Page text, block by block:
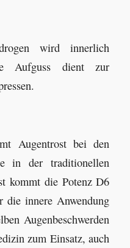
wird innerlich
Aufguss dient zur
Augentrost bei den
in der traditionellen
kommt die Potenz D6
die innere Anwendung
Augenbeschwerden
zum Einsatz, auch